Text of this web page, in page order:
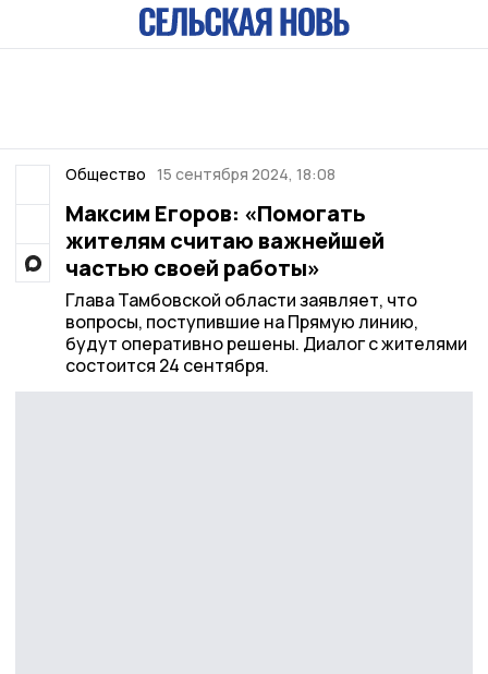
Общество 15 сентября 2024, 18:08
Максим Егоров: «Помогать
жителям считаю важнейшей
частью своей работы»
Глава Тамбовской области заявляет, что
вопросы, поступившие на Прямую линию,
будут оперативно решены. Диалог с жителями
состоится 24 сентября.